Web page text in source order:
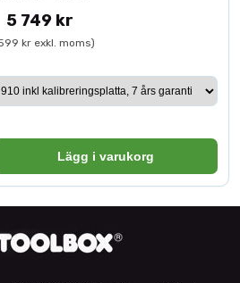
5 749 kr
kr exkl. moms)
Lägg i varukorg